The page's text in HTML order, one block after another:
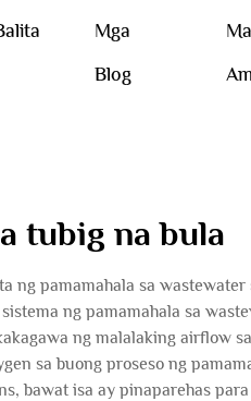
Mga
Blog
tubig na bula
pamamahala sa
ng pamamahala sa
ng malalaking airflow
sa buong proseso ng
bawat isa ay pinaparehas